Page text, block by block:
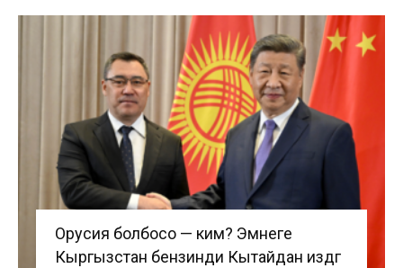
Орусия болбосо — ким? Эмнеге
Кыргызстан бензинди Кытайдан издөөгө